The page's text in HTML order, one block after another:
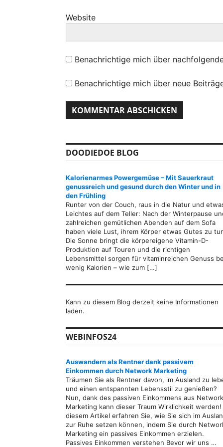
Website
Benachrichtige mich über
Benachrichtige mich über neue
DOODIEDOE BLOG
Kalorienarmes Powergemüse – Mit Sauerkraut
genussreich und gesund durch den Winter und in
den Frühling
Runter von der Couch, raus in die Natur und
Leichtes auf dem Teller: Nach der Winterpause
zahlreichen gemütlichen Abenden auf dem Sofa
haben viele Lust, ihrem Körper etwas Gutes zu
Die Sonne bringt die körpereigene Vitamin-D-
Produktion auf Touren und die richtigen
Lebensmittel sorgen für vitaminreichen Genuss
wenig Kalorien – wie zum […]
Kann zu diesem Blog derzeit keine Informationen
laden.
WEBINFOS24
Auswandern als Rentner dank passivem
Einkommen durch Network Marketing
Träumen Sie als Rentner davon, im Ausland zu
und einen entspannten Lebensstil zu genießen?
Nun, dank des passiven Einkommens aus
Marketing kann dieser Traum Wirklichkeit werden!
diesem Artikel erfahren Sie, wie Sie sich im
zur Ruhe setzen können, indem Sie durch
Marketing ein passives Einkommen erzielen.
Passives Einkommen verstehen Bevor wir uns …